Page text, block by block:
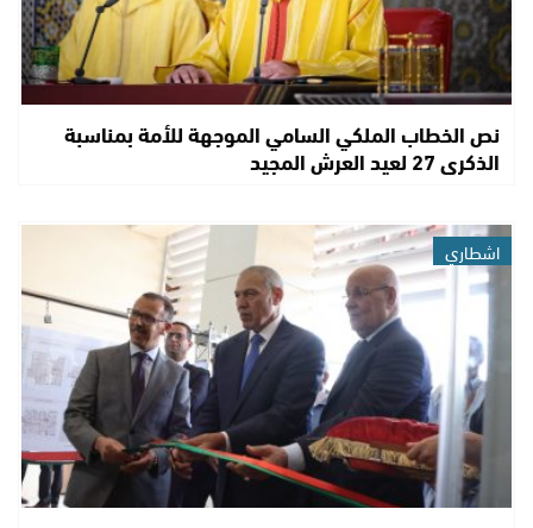
نص الخطاب الملكي السامي الموجهة للأمة بمناسبة
الذكرى 27 لعيد العرش المجيد
اشطاري